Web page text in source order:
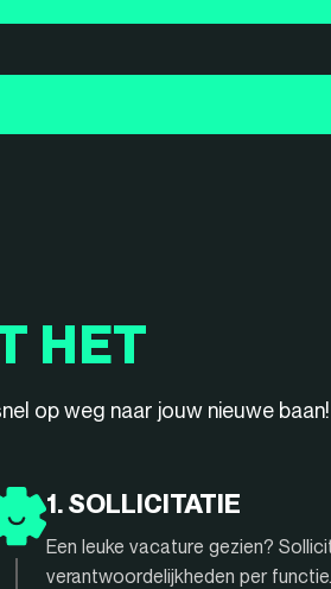
HET
op weg naar jouw nieuwe baan!
1. SOLLICITATIE
Een leuke vacature gezien?
verantwoordelijkheden per functie.